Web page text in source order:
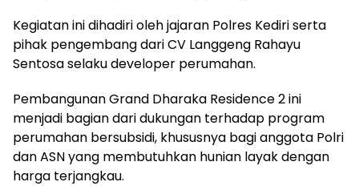
Kegiatan ini dihadiri oleh jajaran Polres Kediri serta
pihak pengembang dari CV Langgeng Rahayu
Sentosa selaku developer perumahan.
Pembangunan Grand Dharaka Residence 2 ini
menjadi bagian dari dukungan terhadap program
perumahan bersubsidi, khususnya bagi anggota Polri
dan ASN yang membutuhkan hunian layak dengan
harga terjangkau.